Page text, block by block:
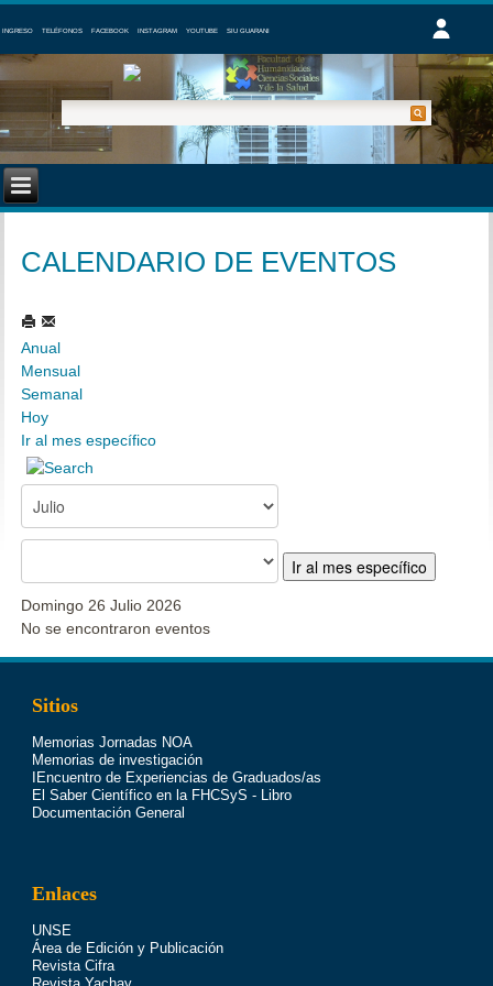
INGRESO TELÉFONOS FACEBOOK INSTAGRAM YOUTUBE SIU GUARANI
CALENDARIO DE EVENTOS
Anual
Mensual
Semanal
Hoy
Ir al mes específico
Ir al mes específico
Domingo 26 Julio 2026
No se encontraron eventos
Sitios
Memorias Jornadas NOA
Memorias de investigación
IEncuentro de Experiencias de Graduados/as
El Saber Científico en la FHCSyS - Libro
Documentación General
Enlaces
UNSE
Área de Edición y Publicación
Revista Cifra